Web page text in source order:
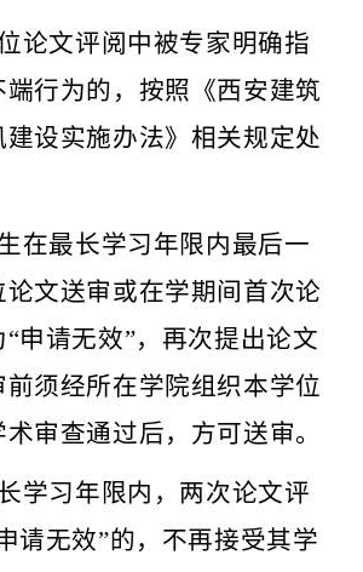
论文评阅中被专家明确指
端行为的，按照《西安建筑
设实施办法》相关规定处
在最长学习年限内最后一
论文送审或在学期间首次论
申请无效”，再次提出论文
须经所在学院组织本学位
审查通过后，方可送审。
学习年限内，两次论文评
请无效”的，不再接受其学